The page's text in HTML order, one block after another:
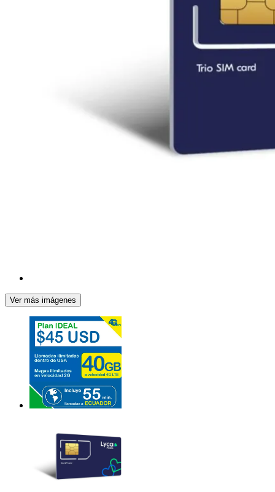
Ver más imágenes